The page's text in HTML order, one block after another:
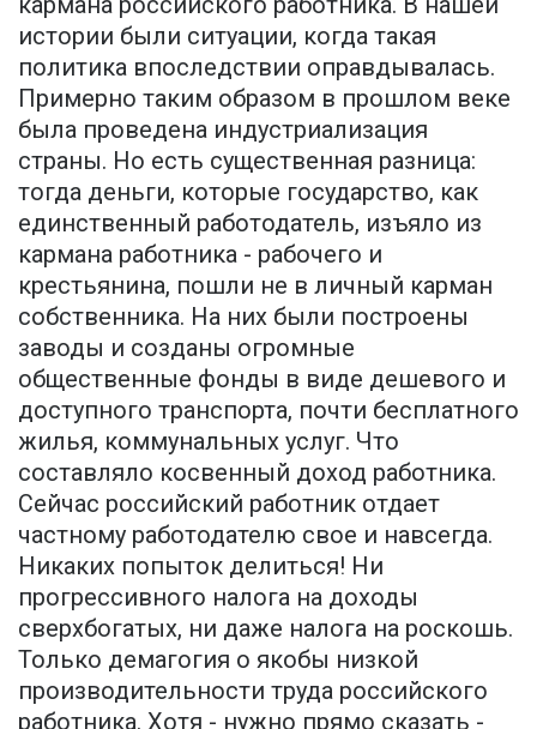
истории были ситуации, когда такая
политика впоследствии оправдывалась.
Примерно таким образом в прошлом веке
была проведена индустриализация
страны. Но есть существенная разница:
тогда деньги, которые государство, как
единственный работодатель, изъяло из
кармана работника - рабочего и
крестьянина, пошли не в личный карман
собственника. На них были построены
заводы и созданы огромные
общественные фонды в виде дешевого и
доступного транспорта, почти бесплатного
жилья, коммунальных услуг. Что
составляло косвенный доход работника.
Сейчас российский работник отдает
частному работодателю свое и навсегда.
Никаких попыток делиться! Ни
прогрессивного налога на доходы
сверхбогатых, ни даже налога на роскошь.
Только демагогия о якобы низкой
производительности труда российского
работника. Хотя - нужно прямо сказать -